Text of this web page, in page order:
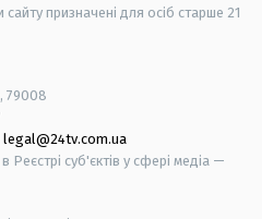
сайту призначені для осіб старше 21
79008
legal@24tv.com.ua
Реєстрі суб'єктів у сфері медіа —